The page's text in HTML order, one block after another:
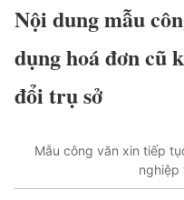
Nội dung mẫu
dụng hoá đơn cũ
đổi trụ sở
Mẫu công văn xin tiếp
nghiệp